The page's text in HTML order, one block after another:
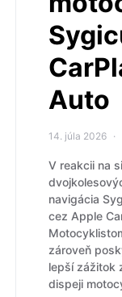
Auto
14. júla 2026
V reakcii na
navigácia
cez Apple
zároveň
lepší zážitok
dispeji